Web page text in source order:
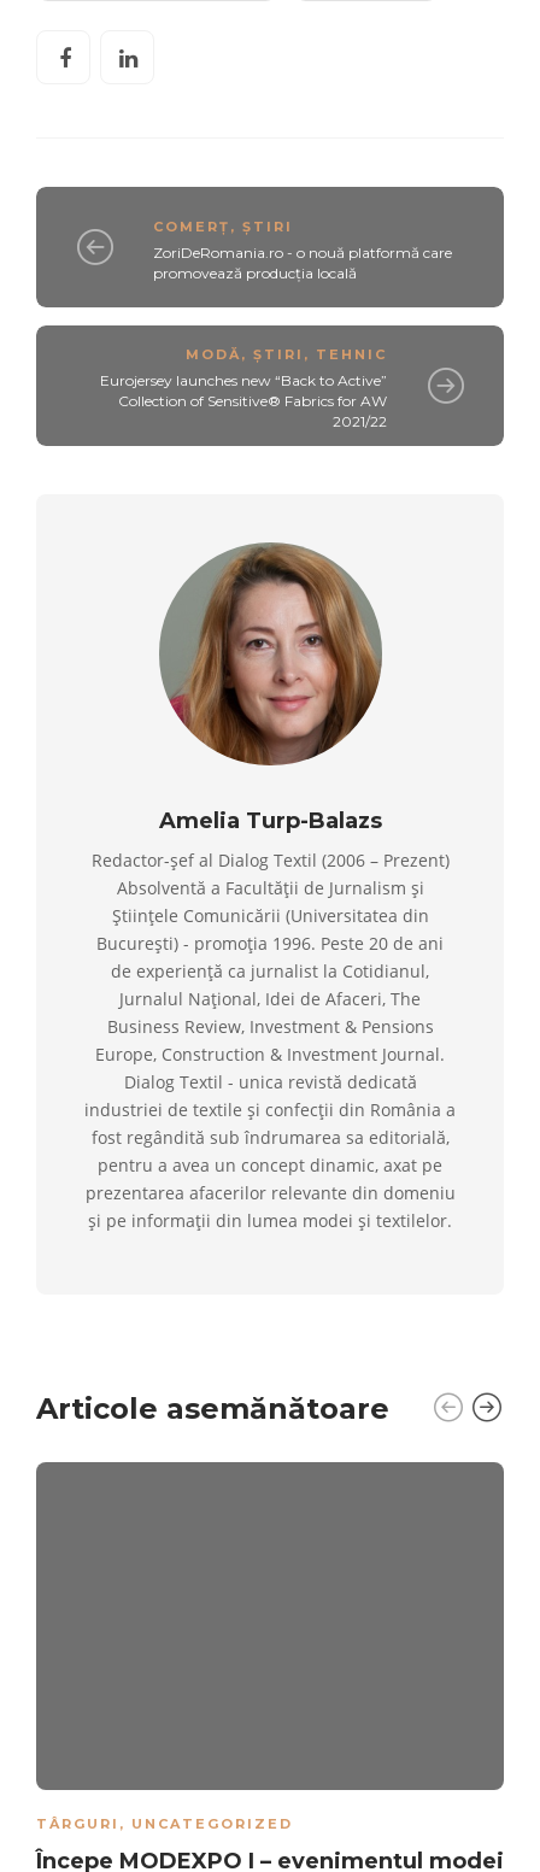
COMERȚ , ȘTIRI
ZoriDeRomania.ro - o nouă platformă care
promovează producția locală
MODĂ, ȘTIRI , TEHNIC
Eurojersey launches new “Back to Active”
Collection of Sensitive® Fabrics for AW
2021/22
Amelia Turp-Balazs
Redactor-șef al Dialog Textil (2006 – Prezent)
Absolventă a Facultății de Jurnalism și
Științele Comunicării (Universitatea din
București) - promoția 1996. Peste 20 de ani
de experiență ca jurnalist la Cotidianul,
Jurnalul Național, Idei de Afaceri, The
Business Review, Investment & Pensions
Europe, Construction & Investment Journal.
Dialog Textil - unica revistă dedicată
industriei de textile și confecții din România a
fost regândită sub îndrumarea sa editorială,
pentru a avea un concept dinamic, axat pe
prezentarea afacerilor relevante din domeniu
și pe informații din lumea modei și textilelor.
Articole asemănătoare
TÂRGURI , UNCATEGORIZED
Începe MODEXPO I – evenimentul modei